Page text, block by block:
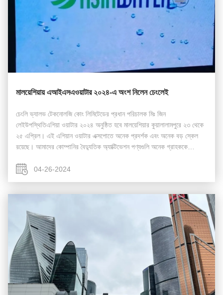
মালয়েশিয়ায় এআইএসএওয়াটার ২০২৪-এ অংশ নিলেন চেংলেই
চেংলি ভ্যালভ টেকনোলজি কোং লিমিটেডের প্রধান পরিচালক মিঃ জিন
লেইউপস্থিতিএশিয়া ওয়াটার ২০২৪ অনুষ্ঠিত হবে মালয়েশিয়ার কুয়ালালামপুরে ২৩ থেকে
২৫ এপ্রিল। এই এশিয়ান ওয়াটার এক্সপোতে অনেক প্রদর্শক এবং অনেক বড় স্কেল
রয়েছে। আমাদের কোম্পানির বৈদ্যুতিক অ্যাক্টিভেশন পণ্যগুলি অনেক গ্রাহককে
04-26-2024